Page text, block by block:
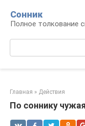
контенту
Сонник
Полное толкование
Главная » Действия
По соннику